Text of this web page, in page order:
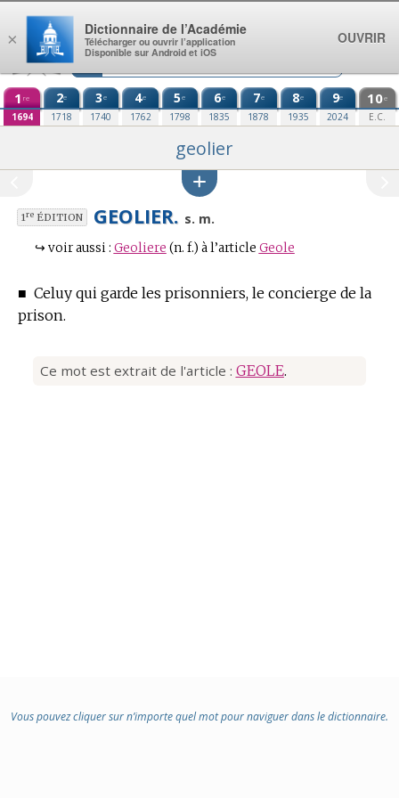
Aller au contenu
1 re
1694
2e
1718
3e
1740
4e
1762
5e
1798
6e
1835
7e
1878
8e
1935
9e
2024
10e
E.C.
geolier
1reÉDITION GEOLIER. s. m.
↪ voir aussi : Geoliere (n. f.) à l’article Geole
■ Celuy qui garde les prisonniers, le concierge de la
prison.
Ce mot est extrait de l'article : GEOLE.
Vous pouvez cliquer sur n’importe quel mot pour naviguer dans le dictionnaire.
×
Dictionnaire de l’Académie
Télécharger ou ouvrir l’application
Disponible sur Android et iOS
OUVRIR